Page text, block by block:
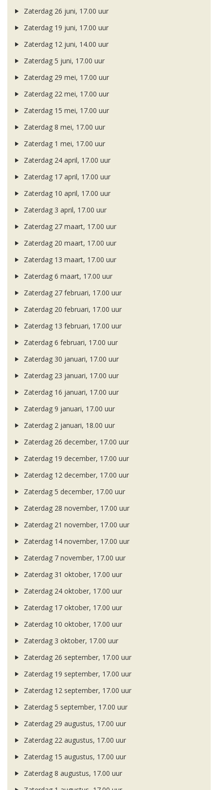
Zaterdag 26 juni, 17.00 uur
Zaterdag 19 juni, 17.00 uur
Zaterdag 12 juni, 14.00 uur
Zaterdag 5 juni, 17.00 uur
Zaterdag 29 mei, 17.00 uur
Zaterdag 22 mei, 17.00 uur
Zaterdag 15 mei, 17.00 uur
Zaterdag 8 mei, 17.00 uur
Zaterdag 1 mei, 17.00 uur
Zaterdag 24 april, 17.00 uur
Zaterdag 17 april, 17.00 uur
Zaterdag 10 april, 17.00 uur
Zaterdag 3 april, 17.00 uur
Zaterdag 27 maart, 17.00 uur
Zaterdag 20 maart, 17.00 uur
Zaterdag 13 maart, 17.00 uur
Zaterdag 6 maart, 17.00 uur
Zaterdag 27 februari, 17.00 uur
Zaterdag 20 februari, 17.00 uur
Zaterdag 13 februari, 17.00 uur
Zaterdag 6 februari, 17.00 uur
Zaterdag 30 januari, 17.00 uur
Zaterdag 23 januari, 17.00 uur
Zaterdag 16 januari, 17.00 uur
Zaterdag 9 januari, 17.00 uur
Zaterdag 2 januari, 18.00 uur
Zaterdag 26 december, 17.00 uur
Zaterdag 19 december, 17.00 uur
Zaterdag 12 december, 17.00 uur
Zaterdag 5 december, 17.00 uur
Zaterdag 28 november, 17.00 uur
Zaterdag 21 november, 17.00 uur
Zaterdag 14 november, 17.00 uur
Zaterdag 7 november, 17.00 uur
Zaterdag 31 oktober, 17.00 uur
Zaterdag 24 oktober, 17.00 uur
Zaterdag 17 oktober, 17.00 uur
Zaterdag 10 oktober, 17.00 uur
Zaterdag 3 oktober, 17.00 uur
Zaterdag 26 september, 17.00 uur
Zaterdag 19 september, 17.00 uur
Zaterdag 12 september, 17.00 uur
Zaterdag 5 september, 17.00 uur
Zaterdag 29 augustus, 17.00 uur
Zaterdag 22 augustus, 17.00 uur
Zaterdag 15 augustus, 17.00 uur
Zaterdag 8 augustus, 17.00 uur